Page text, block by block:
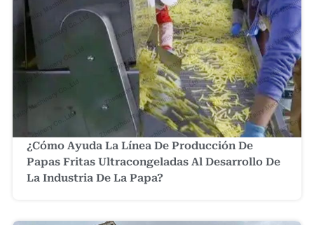
¿Cómo Ayuda La Línea De Producción De
Papas Fritas Ultracongeladas Al Desarrollo De
La Industria De La Papa?